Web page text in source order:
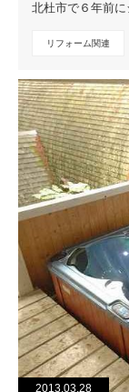
北杜市で６年前に
リフォーム関連
2013.03.28